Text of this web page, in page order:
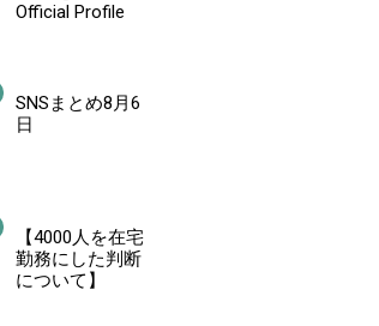
Official Profile
SNSまとめ8月6
日
【4000人を在宅
勤務にした判断
について】